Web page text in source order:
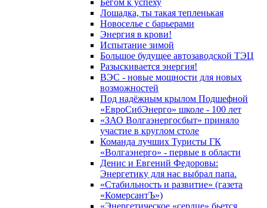
Бегом к успеху
Лошадка, ты такая тепленькая
Новоселье с барьерами
Энергия в крови!
Испытание зимой
Большое будущее автозаводской ТЭЦ
Разыскивается энергия!
ВЭС - новые мощности для новых
возможностей
Под надёжным крылом Подшефной
«ЕвроСибЭнерго» школе - 100 лет
«ЗАО Волгаэнергосбыт» приняло
участие в круглом столе
Команда лучших Туристы ГК
«Волгаэнерго» - первые в области
Денис и Евгений Федоровы:
Энергетику для нас выбрал папа.
«Стабильность и развитие» (газета
«КомерсантЪ»)